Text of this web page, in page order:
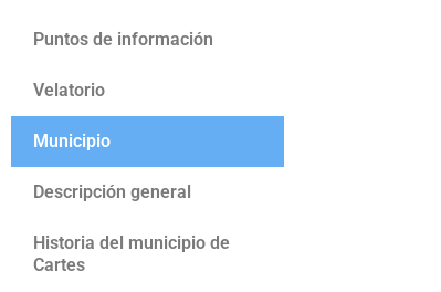
Puntos de información
Velatorio
Municipio
Descripción general
Historia del municipio de
Cartes